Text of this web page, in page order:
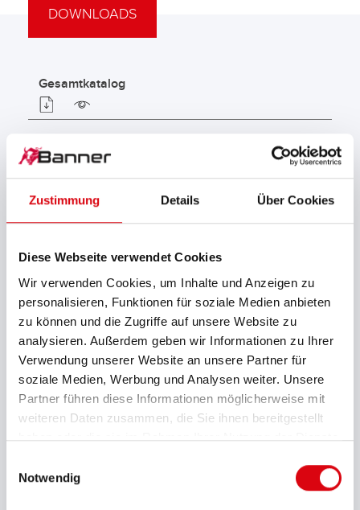
Zustimmung Details Über Cookies
Diese Webseite verwendet Cookies
Wir verwenden Cookies, um Inhalte und Anzeigen zu
personalisieren, Funktionen für soziale Medien anbieten
zu können und die Zugriffe auf unsere Website zu
analysieren. Außerdem geben wir Informationen zu Ihrer
Verwendung unserer Website an unsere Partner für
soziale Medien, Werbung und Analysen weiter. Unsere
Partner führen diese Informationen möglicherweise mit
weiteren Daten zusammen, die Sie ihnen bereitgestellt
haben oder die sie im Rahmen Ihrer Nutzung der Dienste
Notwendig
DOWNLOADS
Gesamtkatalog
Typenliste Starterbatterien
Technischer Ratgeber
Merkblatt Batterie gefüllt mit Säure
Zertifikat ISO 14001
Zertifikat ISO 9001
Zertifikat IATF 16949